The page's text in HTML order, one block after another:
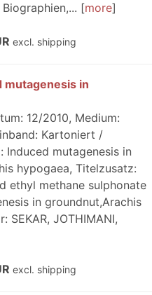
more
excl. shipping
mutagenesis in
12/2010, Medium:
Kartoniert /
Induced mutagenesis in
hypogaea, Titelzusatz:
ethyl methane sulphonate
in groundnut,Arachis
SEKAR, JOTHIMANI,
excl. shipping